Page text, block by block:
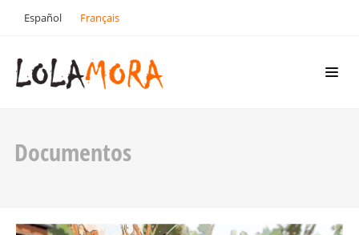
Español Français
Documentos